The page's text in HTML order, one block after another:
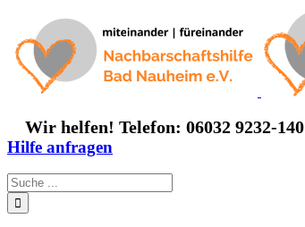
springen
Wir helfen! Telefon: 06032 9232-140
Hilfe anfragen
Suche
nach: